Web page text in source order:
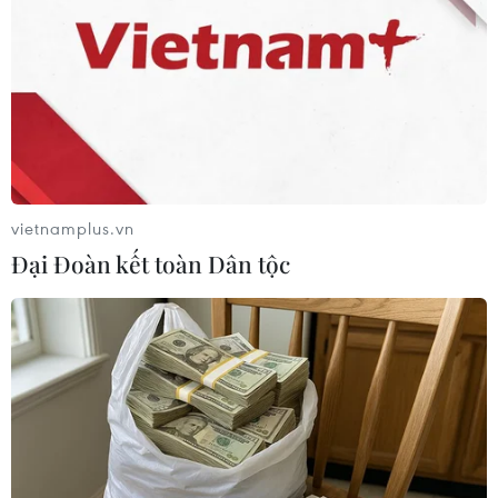
xe công nông chở được 40 mét khối nước cho
nhà trường.
Bên cạnh đó, chính quyền địa phương đã kết
nối với Cảnh sát Phòng cháy chữa cháy chở 80
mét khối nước để cho học sinh sử dụng.
vietnamplus.vn
Đại Đoàn kết toàn Dân tộc